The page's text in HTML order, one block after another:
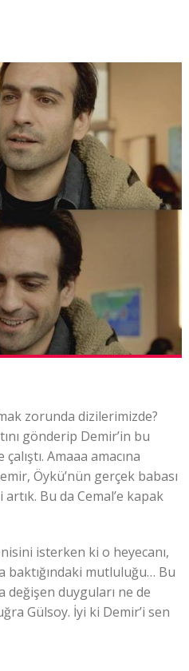
zorunda dizilerimizde?
gönderip Demir’in bu
Amaaa amacına
Öykü’nün gerçek babası
Bu da Cemal’e kapak
isterken ki o heyecanı,
mutluluğu… Bu
değişen duyguları ne de
Gülsoy. İyi ki Demir’i sen